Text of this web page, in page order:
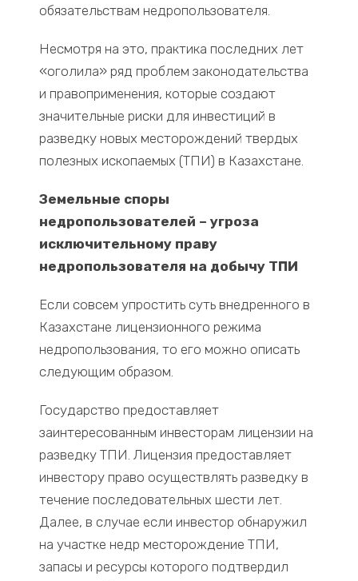
обязательствам недропользователя.
Несмотря на это, практика последних лет
«оголила» ряд проблем законодательства
и правоприменения, которые создают
значительные риски для инвестиций в
разведку новых месторождений твердых
полезных ископаемых (ТПИ) в Казахстане.
Земельные споры
недропользователей – угроза
исключительному праву
недропользователя на добычу ТПИ
Если совсем упростить суть внедренного в
Казахстане лицензионного режима
недропользования, то его можно описать
следующим образом.
Государство предоставляет
заинтересованным инвесторам лицензии на
разведку ТПИ. Лицензия предоставляет
инвестору право осуществлять разведку в
течение последовательных шести лет.
Далее, в случае если инвестор обнаружил
на участке недр месторождение ТПИ,
запасы и ресурсы которого подтвердил